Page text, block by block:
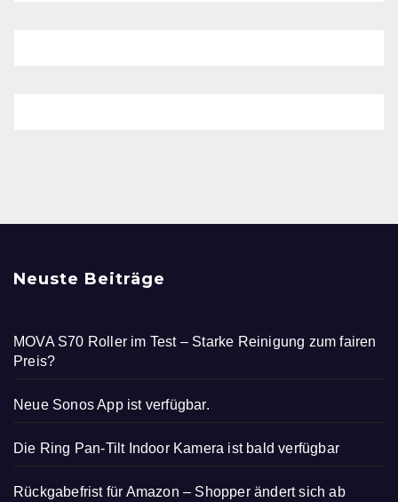
Neuste Beiträge
MOVA S70 Roller im Test – Starke Reinigung zum fairen
Preis?
Neue Sonos App ist verfügbar.
Die Ring Pan-Tilt Indoor Kamera ist bald verfügbar
Rückgabefrist für Amazon – Shopper ändert sich ab